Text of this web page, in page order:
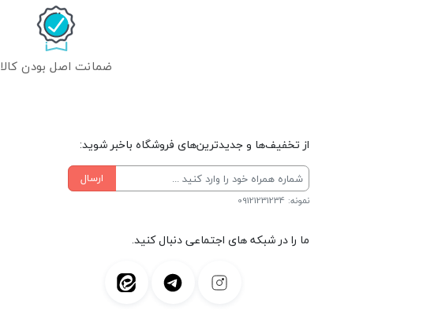
ضمانت اصل بودن کالا
از تخفیف‌ها و جدیدترین‌های فروشگاه باخبر شوید:
ارسال
نمونه: 09121231234
ما را در شبکه های اجتماعی دنبال کنید.